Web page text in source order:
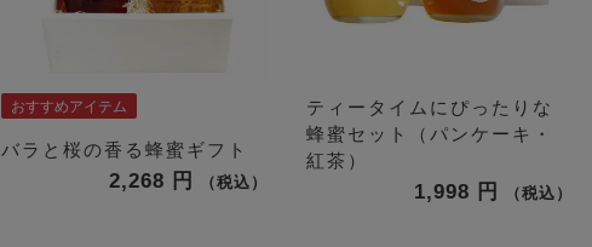
おすすめアイテム
バラと桜の香る蜂蜜ギフト
2,268 税込
ティータイムにぴったりな
蜂蜜セット（パンケーキ・
紅茶）
1,998 税込